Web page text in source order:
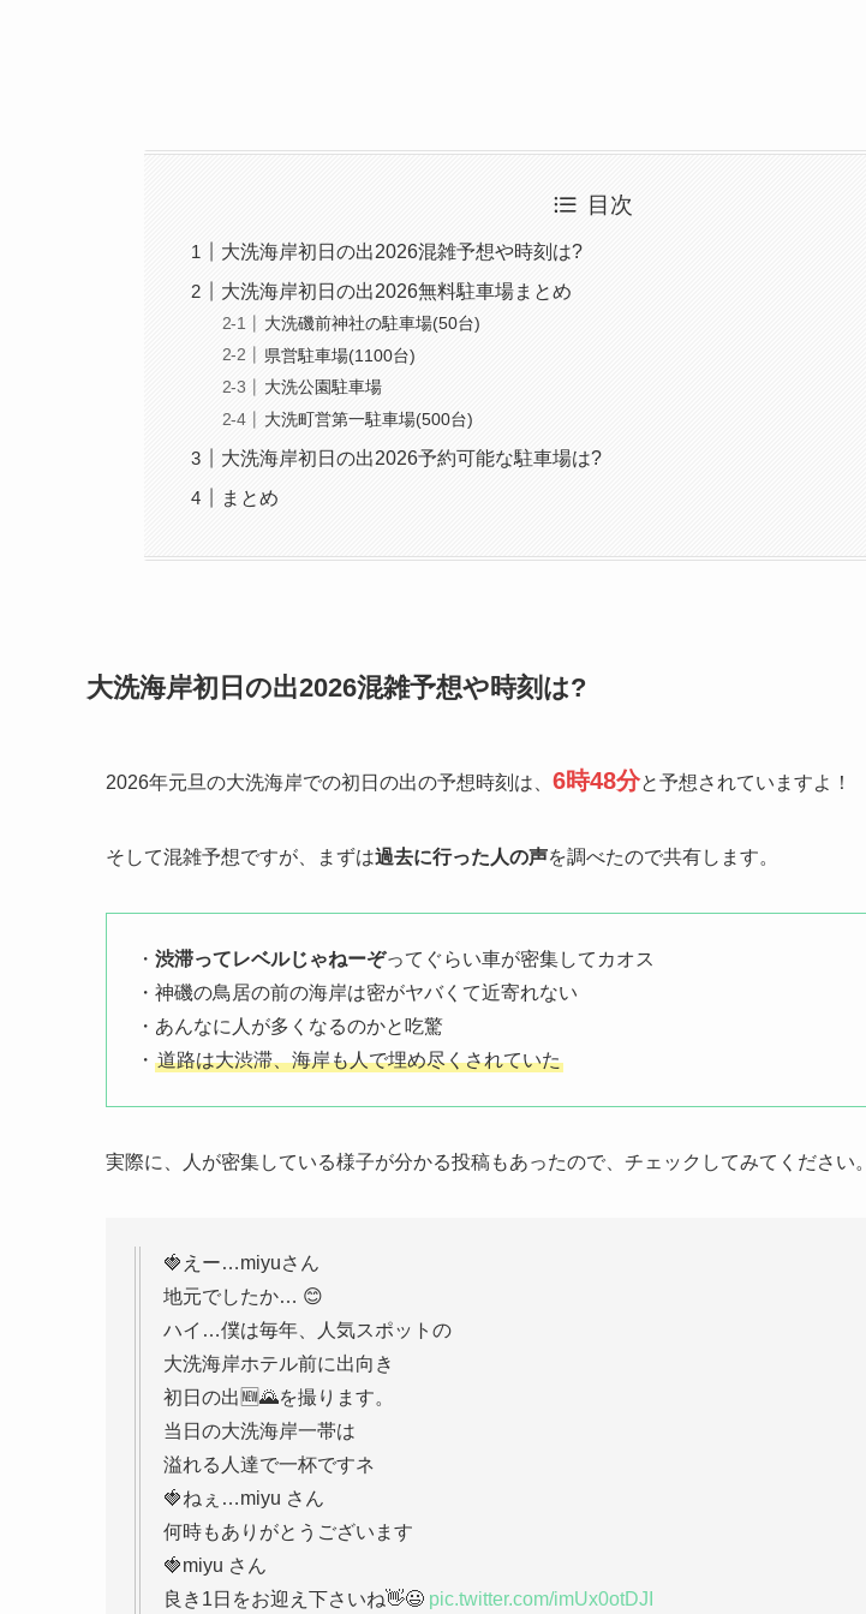
目次
大洗海岸初日の出2026混雑予想や時刻は?
大洗海岸初日の出2026無料駐車場まとめ
大洗磯前神社の駐車場(50台)
県営駐車場(1100台)
大洗公園駐車場
大洗町営第一駐車場(500台)
大洗海岸初日の出2026予約可能な駐車場は?
まとめ
大洗海岸初日の出2026混雑予想や時刻は?
2026年元旦の大洗海岸での初日の出の予想時刻は、 6時48分と予想されていますよ！
そして混雑予想ですが、まずは過去に行った人の声を調べたので共有します。
・ 渋滞ってレベルじゃねーぞってぐらい車が密集してカオス
・神磯の鳥居の前の海岸は密がヤバくて近寄れない
・あんなに人が多くなるのかと吃驚
・ 道路は大渋滞、海岸も人で埋め尽くされていた
実際に、人が密集している様子が分かる投稿もあったので、チェックしてみてください。
🍓えー…miyuさん
地元でしたか… 😊
ハイ…僕は毎年、人気スポットの
大洗海岸ホテル前に出向き
初日の出🆕🌄を撮ります。
当日の大洗海岸一帯は
溢れる人達で一杯ですネ
🍓ねぇ…miyu さん
何時もありがとうございます
🍓miyu さん
良き1日をお迎え下さいね👋😃 pic.twitter.com/imUx0otDJI